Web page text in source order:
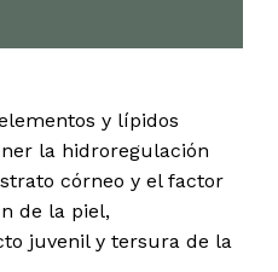
y lípidos
la hidroregulación
córneo y el factor
de la piel,
juvenil y tersura de la